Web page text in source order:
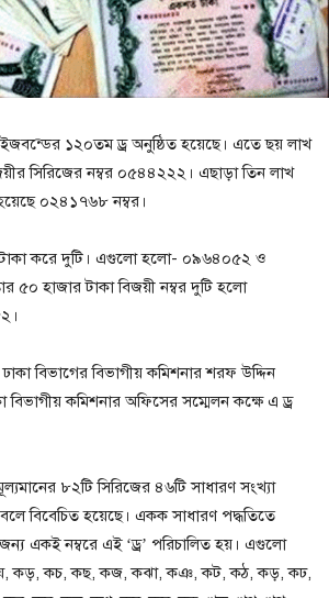
১২০তম ড্র অনুষ্ঠিত হয়েছে। এতে ছয় লাখ
সিরিজের নম্বর ০৫৪৪২২২। এছাড়া তিন লাখ
০২৪১৭৬৮ নম্বর।
করে দু‌টি। এগুলো হলো- ০৯৬৪০৫২ ও
৫০ হাজার টাকা বিজয়ী নম্বর দুটি হলো
বিভাগের বিভাগীয় কমিশনার শরফ উদ্দিন
বিভাগীয় কমিশনার অফিসের সম্মেলন কক্ষে এ ড্র
৮২টি সিরিজের ৪৬টি সাধারণ সংখ্যা
বিবেচিত হয়েছে। একক সাধারণ পদ্ধতিতে
জন্য একই নম্বরে এই ‘ড্র’ পরিচালিত হয়। এগুলো
কড়, কচ, কছ, কজ, কঝা, কঞ, কট, কঠ, কড়, কঢ,